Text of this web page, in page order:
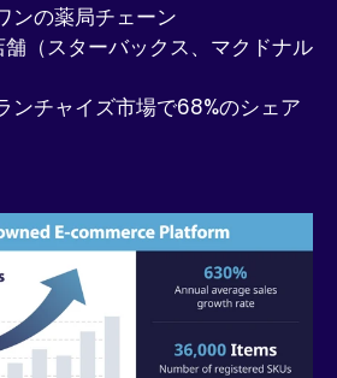
ンの薬局チェーン
（スターバックス、マクドナル
ンチャイズ市場で68%のシェア